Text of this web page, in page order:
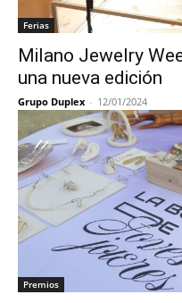
Ferias
Milano Jewelry
una nueva edición
Grupo Duplex - 12/01/2024
Premios